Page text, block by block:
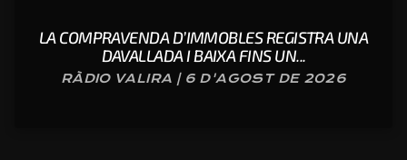
LA COMPRAVENDA D’IMMOBLES REGISTRA UNA
DAVALLADA I BAIXA FINS UN...
RÀDIO VALIRA | 6 D'AGOST DE 2026